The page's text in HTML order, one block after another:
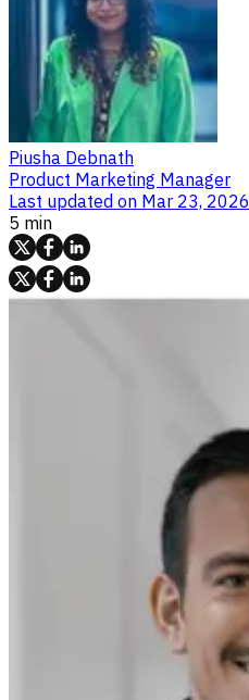
Piusha Debnath
Product Marketing Manager
Last updated on Mar 23, 2026
5 min